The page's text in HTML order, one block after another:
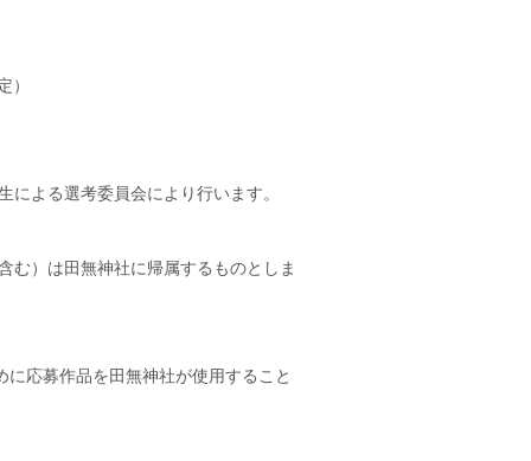
）
による選考委員会により行います。
む）は田無神社に帰属するものとしま
応募作品を田無神社が使用すること